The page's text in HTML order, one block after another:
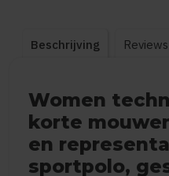
Beschrijving
Women
korte
en
sportpolo,